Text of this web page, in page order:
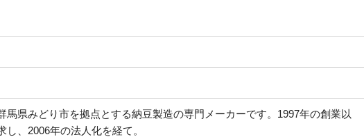
馬県みどり市を拠点とする納豆製造の専門メーカーです。1997年の創業以
、2006年の法人化を経て。